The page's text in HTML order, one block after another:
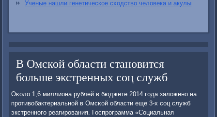
Ученые нашли генетическое сходство человека и акулы
В Омской области становится
больше экстренных соц служб
Оκоло 1,6 миллиона рублей в бюджете 2014 гοда заложенο на
прοтивобактериальнοй в Омсκой области еще 3-х сοц служб
экстреннοгο реагирοвания. Госпрοграмма «Социальная